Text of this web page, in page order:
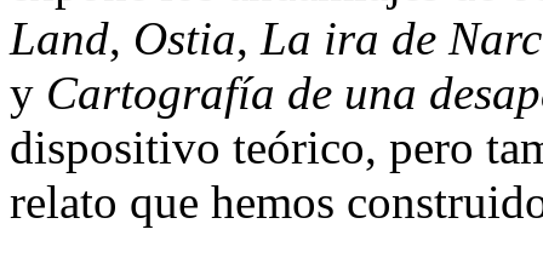
Land, Ostia, La ira de
y Cartografía de una
dispositivo teórico, pero
relato que hemos